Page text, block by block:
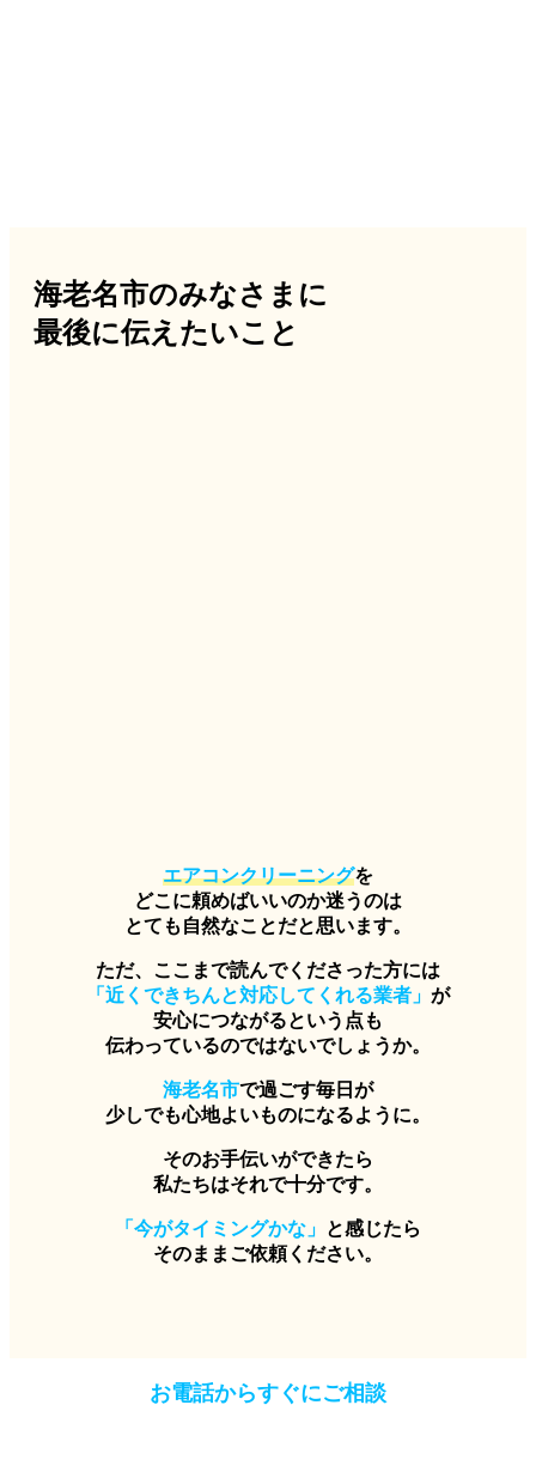
海老名市のみなさまに
最後に伝えたいこと
エアコンクリーニングを
どこに頼めばいいのか迷うのは
とても自然なことだと思います。
ただ、ここまで読んでくださった方には
「近くできちんと対応してくれる業者」 が
安心につながるという点も
伝わっているのではないでしょうか。
海老名市で過ごす毎日が
少しでも心地よいものになるように。
そのお手伝いができたら
私たちはそれで十分です。
「今がタイミングかな」 と感じたら
そのままご依頼ください。
お電話からすぐにご相談